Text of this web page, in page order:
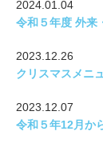
2024.01.04
令和５年度 外来
2023.12.26
クリスマスメニ
2023.12.07
令和５年12月か